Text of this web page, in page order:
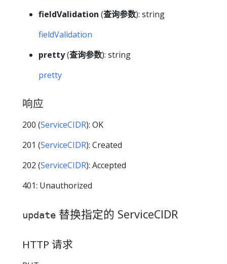
fieldValidation (查询参数): string
fieldValidation
pretty(查询参数): string
pretty
响应
200 (ServiceCIDR): OK
201 (ServiceCIDR): Created
202 (ServiceCIDR): Accepted
401: Unauthorized
update 替换指定的 ServiceCIDR
HTTP 请求